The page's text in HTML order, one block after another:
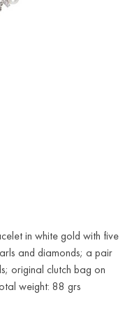
in white gold with five
and diamonds; a pair
original clutch bag on
weight: 88 grs